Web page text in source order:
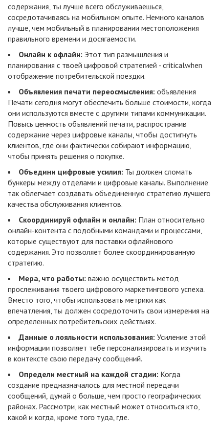
содержания, ты лучше всего обслуживаешься,
сосредотачиваясь на мобильном опыте. Немного каналов
лучше, чем мобильный в планировании местоположения
правильного времени и досягаемости.
Онлайн к офлайн: Этот тип размышления и
планирования с твоей цифровой стратегией - criticalwhen
отображение потребительской поездки.
Объявления печати переосмысления: объявления
Печати сегодня могут обеспечить больше стоимости, когда
они используются вместе с другими типами коммуникации.
Повысь ценность объявлений печати, распространив
содержание через цифровые каналы, чтобы достигнуть
клиентов, где они фактически собирают информацию,
чтобы принять решения о покупке.
Объедини цифровые усилия: Ты должен сломать
бункеры между отделами и цифровые каналы. Выполнение
так облегчает создавать объединенную стратегию лучшего
качества обслуживания клиентов.
Скоординируй офлайн и онлайн: План относительно
онлайн-контента с подобными командами и процессами,
которые существуют для поставки офлайнового
содержания. Это позволяет более скоординированную
стратегию.
Мера, что работы: важно осуществить метод
прослеживания твоего цифрового маркетингового успеха.
Вместо того, чтобы использовать метрики как
впечатления, ты должен сосредоточить свои измерения на
определенных потребительских действиях.
Данные о лояльности использования: Усиление этой
информации позволяет тебе персонализировать и изучить
в контексте свою передачу сообщений.
Определи местный на каждой стадии: Когда
создание предназначалось для местной передачи
сообщений, думай о больше, чем просто географических
районах. Рассмотри, как местный может относиться кто,
какой и когда, кроме того туда, где.